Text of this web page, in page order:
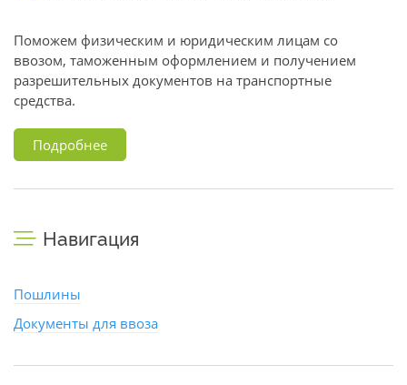
Поможем физическим и юридическим лицам со
ввозом, таможенным оформлением и получением
разрешительных документов на транспортные
средства.
Подробнее
Навигация
Пошлины
Документы для ввоза